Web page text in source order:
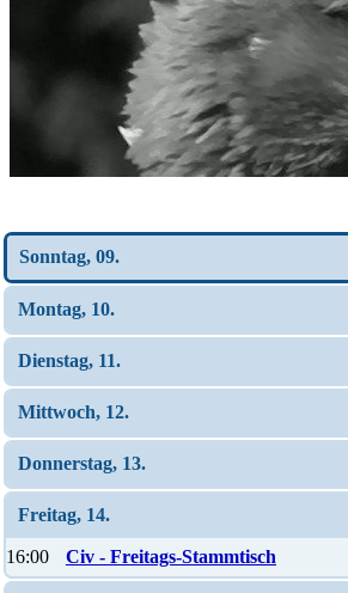
Sonntag, 09.
Montag, 10.
Dienstag, 11.
Mittwoch, 12.
Donnerstag, 13.
Freitag, 14.
16:00 Civ - Freitags-Stammtisch